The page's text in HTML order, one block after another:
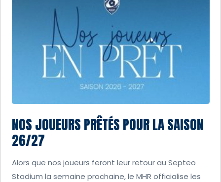
NOS JOUEURS PRÊTÉS POUR LA SAISON
26/27
Alors que nos joueurs feront leur retour au Septeo
Stadium la semaine prochaine, le MHR officialise les